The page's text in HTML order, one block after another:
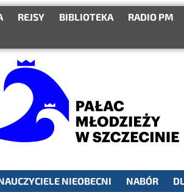
REJSY BIBLIOTEKA RADIO PM
NIEOBECNI NABÓR